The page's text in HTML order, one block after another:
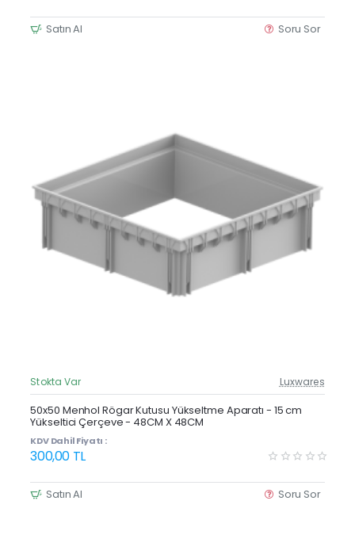
Satın Al Soru Sor
Güncel Fiyat
Yeni Ürün
Stokta Var Luxwares
50x50 Menhol Rögar Kutusu Yükseltme Aparatı - 15 cm
Yükseltici Çerçeve - 48CM X 48CM
KDV Dahil Fiyatı :
300,00 TL
Satın Al Soru Sor